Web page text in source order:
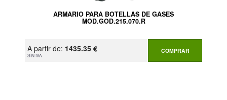
ARMARIO PARA BOTELLAS DE GASES
MOD.GOD.215.070.R
A partir de: 1435.35 €
SIN IVA
COMPRAR